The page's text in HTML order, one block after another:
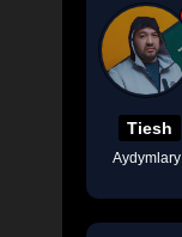
Tiesh
Aydymlary